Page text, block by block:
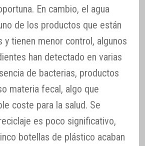
En cambio, el agua
de los productos que están
y tienen menor control, algunos
han detectado en varias
de bacterias, productos
materia fecal, algo que
coste para la salud. Se
es poco significativo,
botellas de plástico acaban